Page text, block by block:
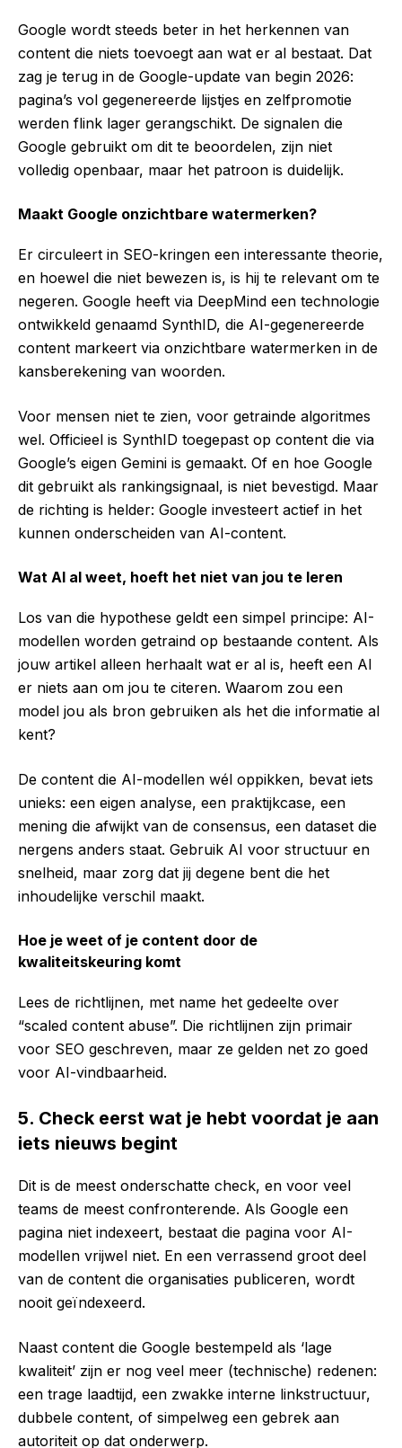
Google wordt steeds beter in het herkennen van
content die niets toevoegt aan wat er al bestaat. Dat
zag je terug in de Google-update van begin 2026:
pagina’s vol gegenereerde lijstjes en zelfpromotie
werden flink lager gerangschikt. De signalen die
Google gebruikt om dit te beoordelen, zijn niet
volledig openbaar, maar het patroon is duidelijk.
Maakt Google onzichtbare watermerken?
Er circuleert in SEO-kringen een interessante theorie,
en hoewel die niet bewezen is, is hij te relevant om te
negeren. Google heeft via DeepMind een technologie
ontwikkeld genaamd SynthID, die AI-gegenereerde
content markeert via onzichtbare watermerken in de
kansberekening van woorden.
Voor mensen niet te zien, voor getrainde algoritmes
wel. Officieel is SynthID toegepast op content die via
Google’s eigen Gemini is gemaakt. Of en hoe Google
dit gebruikt als rankingsignaal, is niet bevestigd. Maar
de richting is helder: Google investeert actief in het
kunnen onderscheiden van AI-content.
Wat AI al weet, hoeft het niet van jou te leren
Los van die hypothese geldt een simpel principe: AI-
modellen worden getraind op bestaande content. Als
jouw artikel alleen herhaalt wat er al is, heeft een AI
er niets aan om jou te citeren. Waarom zou een
model jou als bron gebruiken als het die informatie al
kent?
De content die AI-modellen wél oppikken, bevat iets
unieks: een eigen analyse, een praktijkcase, een
mening die afwijkt van de consensus, een dataset die
nergens anders staat. Gebruik AI voor structuur en
snelheid, maar zorg dat jij degene bent die het
inhoudelijke verschil maakt.
Hoe je weet of je content door de
kwaliteitskeuring komt
Lees de richtlijnen, met name het gedeelte over
“scaled content abuse”. Die richtlijnen zijn primair
voor SEO geschreven, maar ze gelden net zo goed
voor AI-vindbaarheid.
5. Check eerst wat je hebt voordat je aan
iets nieuws begint
Dit is de meest onderschatte check, en voor veel
teams de meest confronterende. Als Google een
pagina niet indexeert, bestaat die pagina voor AI-
modellen vrijwel niet. En een verrassend groot deel
van de content die organisaties publiceren, wordt
nooit geïndexeerd.
Naast content die Google bestempeld als ‘lage
kwaliteit’ zijn er nog veel meer (technische) redenen:
een trage laadtijd, een zwakke interne linkstructuur,
dubbele content, of simpelweg een gebrek aan
autoriteit op dat onderwerp.